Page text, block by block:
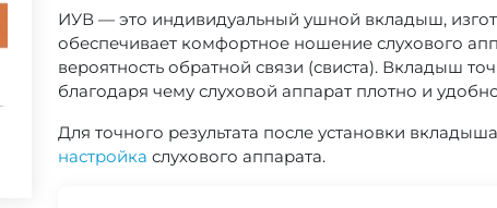
ИУВ — это индивидуальный ушной вкладыш,
обеспечивает комфортное ношение слухового
вероятность обратной связи (свиста). Вкладыш
благодаря чему слуховой аппарат плотно и
Для точного результата после установки
настройка слухового аппарата.